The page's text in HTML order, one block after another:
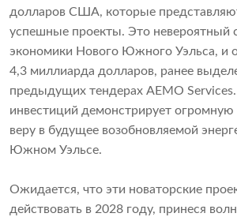
долларов США, которые
успешные проекты. Это невероятный
экономики Нового Южного Уэльса, и
4,3 миллиарда долларов, ранее
предыдущих тендерах AEMO Services.
инвестиций демонстрирует огромную
веру в будущее возобновляемой
Южном Уэльсе.
Ожидается, что эти новаторские
действовать в 2028 году, принеся